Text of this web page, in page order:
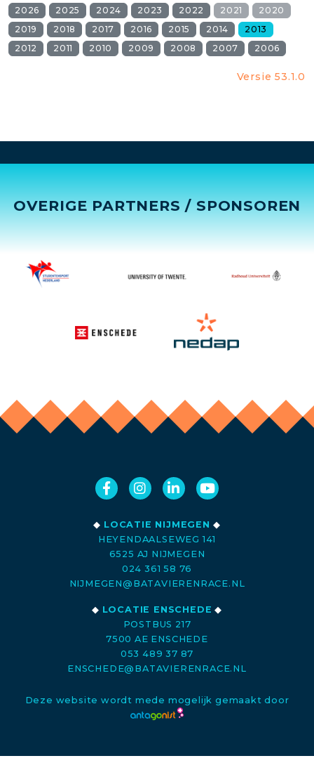
2026 2025 2024 2023 2022 2021
2020
2019
2018 2017 2016 2015 2014
2013
2012
2011 2010 2009 2008 2007 2006
Versie 53.1.0
OVERIGE PARTNERS / SPONSOREN
◆ LOCATIE NIJMEGEN ◆
HEYENDAALSEWEG 141
6525 AJ NIJMEGEN
024 361 58 76
NIJMEGEN@BATAVIERENRACE.NL
◆ LOCATIE ENSCHEDE ◆
POSTBUS 217
7500 AE ENSCHEDE
053 489 37 87
ENSCHEDE@BATAVIERENRACE.NL
Deze website wordt mede mogelijk gemaakt door